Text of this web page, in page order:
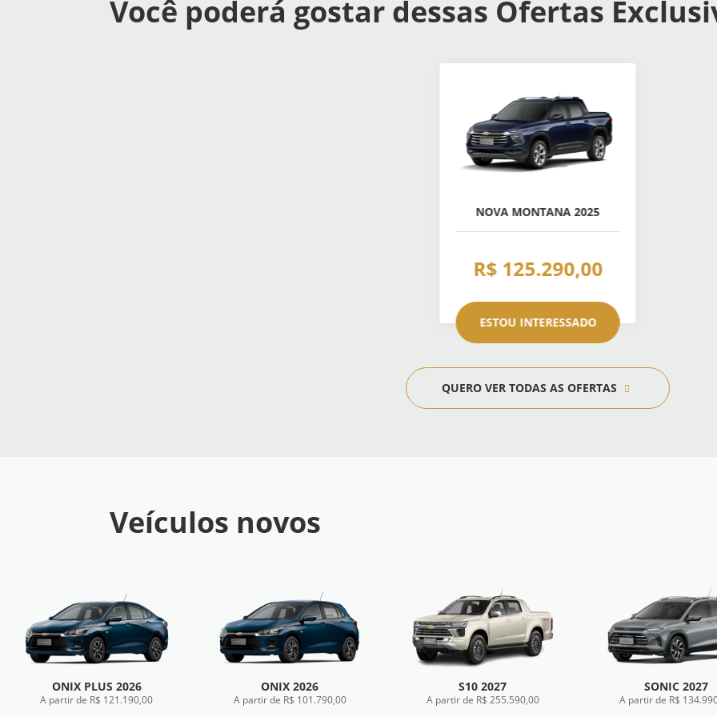
Você poderá gostar dessas Ofertas
NOVA MONTANA 2025
R$ 125.290,00
ESTOU INTERESSADO
QUERO VER TODAS AS OFERTAS
Veículos novos
ONIX PLUS 2026
A partir de R$ 121.190,00
ONIX 2026
A partir de R$ 101.790,00
S10 2027
A partir de R$ 255.590,00
SONIC 2027
A partir de R$